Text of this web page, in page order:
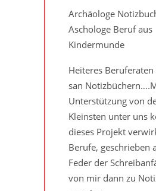
Archäologe
Aschologe Beruf aus
Kindermunde
Heiteres
san
Unterstützung von
Kleinsten unter uns
dieses Projekt
Berufe, geschrieben
Feder der
von mir dann zu